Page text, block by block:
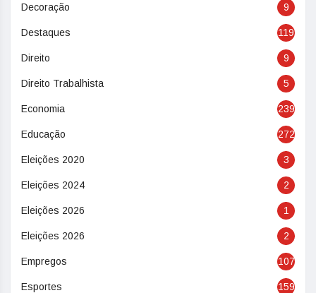
Decoração 9
Destaques 119
Direito 9
Direito Trabalhista 5
Economia 239
Educação 272
Eleições 2020 3
Eleições 2024 2
Eleições 2026 1
Eleições 2026 2
Empregos 107
Esportes 159